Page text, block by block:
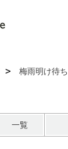
梅雨明け待ち
一覧